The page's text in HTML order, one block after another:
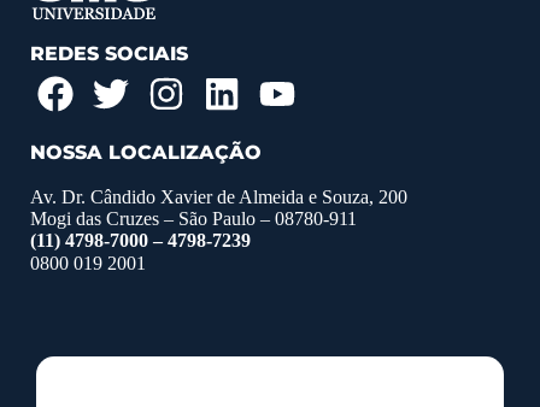
REDES SOCIAIS
NOSSA LOCALIZAÇÃO
Av. Dr. Cândido Xavier de Almeida e Souza, 200
Mogi das Cruzes – São Paulo – 08780-911
(11) 4798-7000 – 4798-7239
0800 019 2001